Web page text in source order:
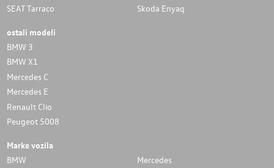
SEAT Tarraco
Skoda Enyaq
ostali modeli
BMW 3
BMW X1
Mercedes C
Mercedes E
Renault Clio
Peugeot 5008
Marke vozila
BMW
Mercedes